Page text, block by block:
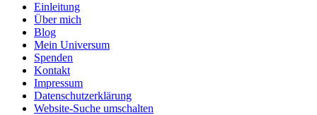
Einleitung
Über mich
Blog
Mein Universum
Spenden
Kontakt
Impressum
Datenschutzerklärung
Website-Suche umschalten